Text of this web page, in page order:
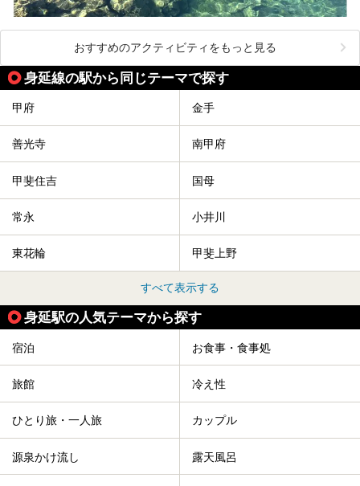
おすすめのアクティビティをもっと見る
身延線の駅から同じテーマで探す
甲府 金手
善光寺 南甲府
甲斐住吉 国母
常永 小井川
東花輪 甲斐上野
すべて表示する
身延駅の人気テーマから探す
宿泊 お食事・食事処
旅館 冷え性
ひとり旅・一人旅 カップル
源泉かけ流し 露天風呂